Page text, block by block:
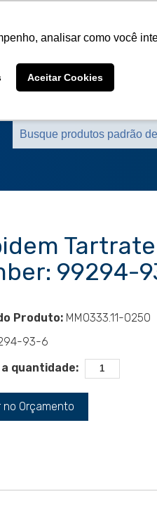
analisar como você
Aceitar Cookies
Produtos Marcas
Tartrate
99294-
Produto: MM0333.11-0250
93-6
a quantidade:
no Orçamento